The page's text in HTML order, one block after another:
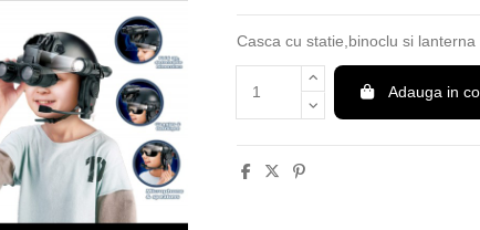
Casca cu statie,binoclu si
Adauga in